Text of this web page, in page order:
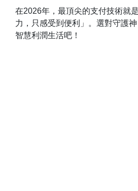
在2026年，最頂尖的支付技術就
力，只感受到便利」。選對守護
智慧利潤生活吧！